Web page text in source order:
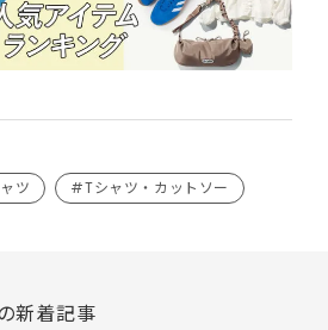
ツ #Tシャツ・カットソー
新着記事